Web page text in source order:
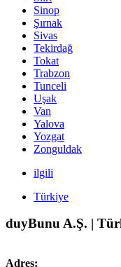
Sinop
Şırnak
Sivas
Tekirdağ
Tokat
Trabzon
Tunceli
Uşak
Van
Yalova
Yozgat
Zonguldak
ilgili
Türkiye
duyBunu A.Ş. |
Adres: